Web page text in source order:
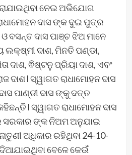
ନେଇ ଅଭିଯୋଗ
ଦାସ ଙ୍କ ଦୁଇ ପୁତ୍ର
ବସନ୍ତ ଦାସ ପାଞ୍ଚ ଝିଅ ମାନେ
ଲକ୍ଷ୍ମୀ ଦାଶ, ମିନତି ପଣ୍ଡା,
ଦାଶ, ଵିଷ୍ଟନୁ ପ୍ରିୟା ଦାଶ, ଏବଂ
l ସ୍ୱାଗତ ରାଧାମୋହନ ଦାସ
ପାଣ୍ଡୀ ଦାସ ଙ୍କୁ ଦତ୍ତ
l ସ୍ୱାଗତ ରାଧାମୋହନ ଦାସ
ଙ୍କ ନିଅମ ଅନୁଯାଇ
ଅଧିକାର ରହିଥିବା 24-10-
ବେଳେ କେଉଁ